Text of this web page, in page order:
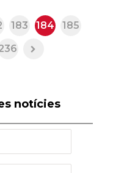
183 184
185
notícies